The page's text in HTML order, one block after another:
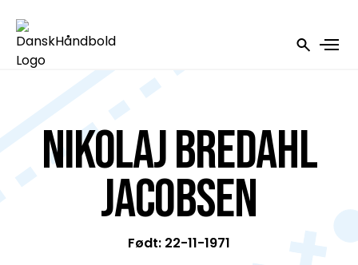
Nikolaj Bredahl
Jacobsen
Født: 22-11-1971